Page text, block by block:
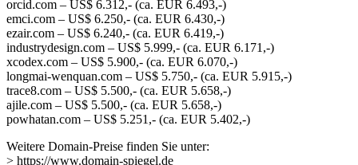
orcid.com – US$ 6.312,- (ca. EUR 6.493,-)
emci.com – US$ 6.250,- (ca. EUR 6.430,-)
ezair.com – US$ 6.240,- (ca. EUR 6.419,-)
industrydesign.com – US$ 5.999,- (ca. EUR 6.171,-)
xcodex.com – US$ 5.900,- (ca. EUR 6.070,-)
longmai-wenquan.com – US$ 5.750,- (ca. EUR 5.915,-)
trace8.com – US$ 5.500,- (ca. EUR 5.658,-)
ajile.com – US$ 5.500,- (ca. EUR 5.658,-)
powhatan.com – US$ 5.251,- (ca. EUR 5.402,-)
Weitere Domain-Preise finden Sie unter:
> https://www.domain-spiegel.de